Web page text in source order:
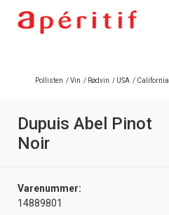
Pollisten /Vin / Rødvin / USA / California
Dupuis Abel Pinot
Noir
Varenummer:
14889801